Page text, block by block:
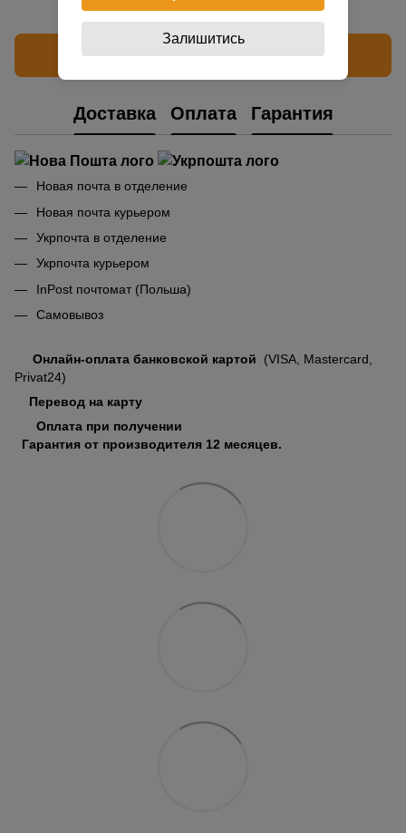
Написать отзыв
Доставка Оплата Гарантия
Новая почта в отделение
Новая почта курьером
Укрпочта в отделение
Укрпочта курьером
InPost почтомат (Польша)
Самовывоз
Онлайн-оплата банковской картой
(VISA, Mastercard,
Privat24)
Перевод на карту
Оплата при получении
Гарантия от производителя 12 месяцев.
Залишитись